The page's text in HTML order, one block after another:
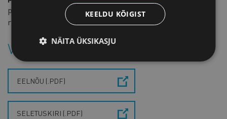
põhjal koostan kaubanduskoja seisukoha, mille saadan
rahandusministeeriumile.
Vaata lisaks:
EELNÕU (.PDF)
SELETUSKIRI (.PDF)
KEELDU KÕIGIST
NÄITA ÜKSIKASJU